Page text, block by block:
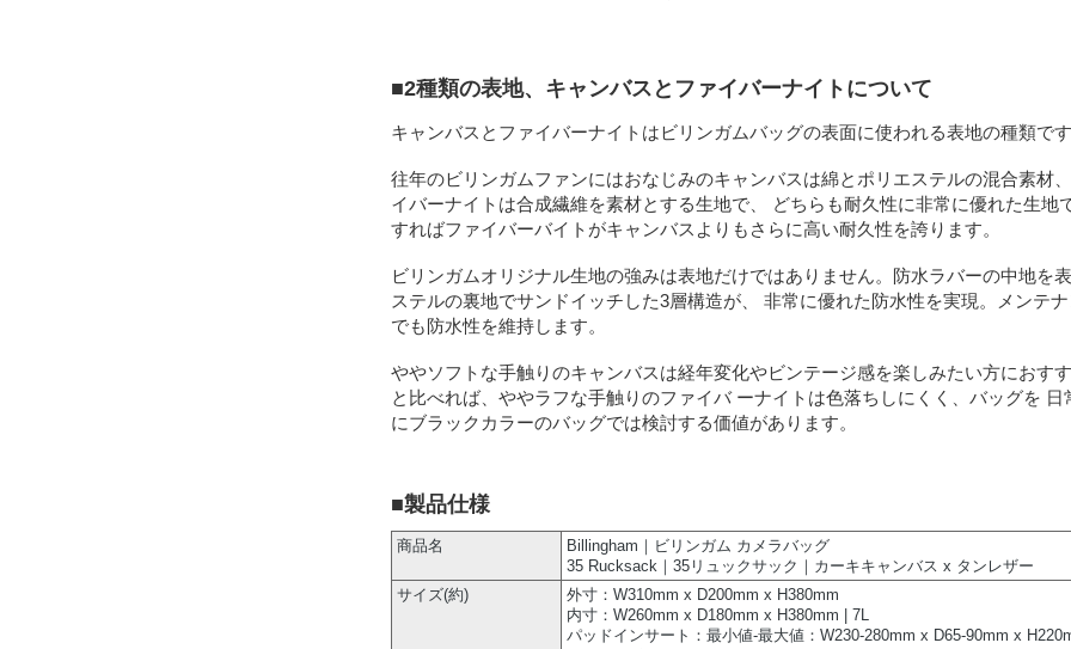
■2種類の表地、キャンバスとファイバーナイトについて
キャンバスとファイバーナイトはビリンガムバッグの表面に使われる表地の種類で
往年のビリンガムファンにはおなじみのキャンバスは綿とポリエステルの混合素材
イバーナイトは合成繊維を素材とする生地で、 どちらも耐久性に非常に優れた生地
すればファイバーバイトがキャンバスよりもさらに高い耐久性を誇ります。
ビリンガムオリジナル生地の強みは表地だけではありません。防水ラバーの中地を
ステルの裏地でサンドイッチした3層構造が、 非常に優れた防水性を実現。メンテ
でも防水性を維持します。
ややソフトな手触りのキャンバスは経年変化やビンテージ感を楽しみたい方におす
と比べれば、ややラフな手触りのファイバ ーナイトは色落ちしにくく、バッグを
にブラックカラーのバッグでは検討する価値があります。
■製品仕様
商品名
Billingham｜ビリンガム カメラバッグ
35 Rucksack｜35リュックサック｜カーキキャンバス x タンレザー
サイズ(約)
外寸：W310mm x D200mm x H380mm
内寸：W260mm x D180mm x H380mm | 7L
パッドインサート：最小値-最大値：W230-280mm x D65-90mm x